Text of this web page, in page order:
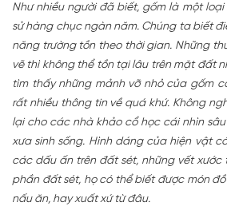
Như nhiều người đã biết, gốm là một
sử hàng chục ngàn năm. Chúng ta biết
năng trường tồn theo thời gian. Những
vẽ thì không thể tồn tại lâu trên mặt đất
tìm thấy những mảnh vỡ nhỏ của gốm
rất nhiều thông tin về quá khứ. Không
lại cho các nhà khảo cổ học cái nhìn
xưa sinh sống. Hình dáng của hiện vật
các dấu ấn trên đất sét, những vết xước
phần đất sét, họ có thể biết được món
nấu ăn, hay xuất xứ từ đâu.